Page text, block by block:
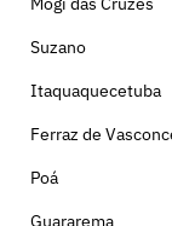
Suzano
Itaquaquecetuba
Ferraz de
Poá